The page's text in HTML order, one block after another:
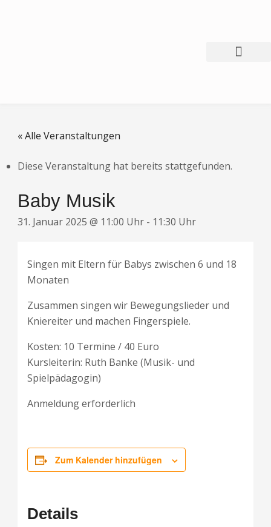
« Alle Veranstaltungen
Diese Veranstaltung hat bereits stattgefunden.
Baby Musik
31. Januar 2025 @ 11:00 Uhr- 11:30 Uhr
Singen mit Eltern für Babys zwischen 6 und 18
Monaten
Zusammen singen wir Bewegungslieder und
Kniereiter und machen Fingerspiele.
Kosten: 10 Termine / 40 Euro
Kursleiterin: Ruth Banke (Musik- und
Spielpädagogin)
Anmeldung erforderlich
Zum Kalender hinzufügen
Details